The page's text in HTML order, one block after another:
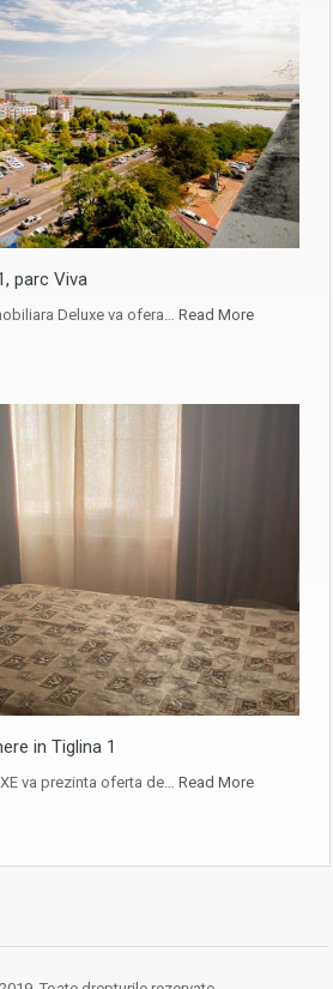
parc Viva
Deluxe va ofera… Read More
in Tiglina 1
va prezinta oferta de… Read More